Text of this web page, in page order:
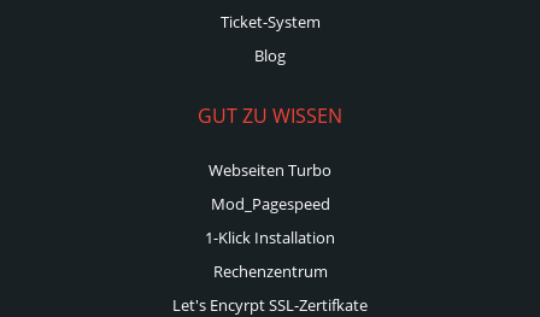
Ticket-System
Blog
GUT ZU WISSEN
Webseiten Turbo
Mod_Pagespeed
1-Klick Installation
Rechenzentrum
Let's Encyrpt SSL-Zertifkate